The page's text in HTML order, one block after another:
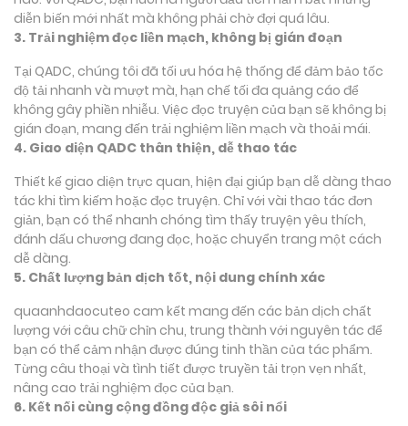
diễn biến mới nhất mà không phải chờ đợi quá lâu.
3. Trải nghiệm đọc liền mạch, không bị gián đoạn
Tại QADC, chúng tôi đã tối ưu hóa hệ thống để đảm bảo tốc
độ tải nhanh và mượt mà, hạn chế tối đa quảng cáo để
không gây phiền nhiễu. Việc đọc truyện của bạn sẽ không bị
gián đoạn, mang đến trải nghiệm liền mạch và thoải mái.
4. Giao diện QADC thân thiện, dễ thao tác
Thiết kế giao diện trực quan, hiện đại giúp bạn dễ dàng thao
tác khi tìm kiếm hoặc đọc truyện. Chỉ với vài thao tác đơn
giản, bạn có thể nhanh chóng tìm thấy truyện yêu thích,
đánh dấu chương đang đọc, hoặc chuyển trang một cách
dễ dàng.
5. Chất lượng bản dịch tốt, nội dung chính xác
quaanhdaocuteo cam kết mang đến các bản dịch chất
lượng với câu chữ chỉn chu, trung thành với nguyên tác để
bạn có thể cảm nhận được đúng tinh thần của tác phẩm.
Từng câu thoại và tình tiết được truyền tải trọn vẹn nhất,
nâng cao trải nghiệm đọc của bạn.
6. Kết nối cùng cộng đồng độc giả sôi nổi